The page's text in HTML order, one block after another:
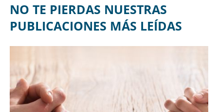
NO TE PIERDAS NUESTRAS
PUBLICACIONES MÁS LEÍDAS